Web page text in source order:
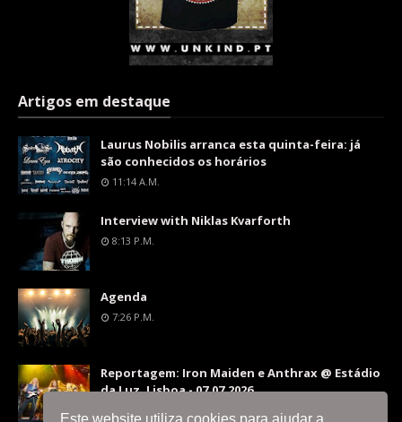
Este website utiliza cookies para ajudar a
Artigos em destaque
Laurus Nobilis arranca esta quinta-feira: já
são conhecidos os horários
11:14 A.m.
Interview with Niklas Kvarforth
8:13 P.m.
Agenda
7:26 P.m.
Reportagem: Iron Maiden e Anthrax @ Estádio
da Luz, Lisboa - 07.07.2026
9:36 P.m.